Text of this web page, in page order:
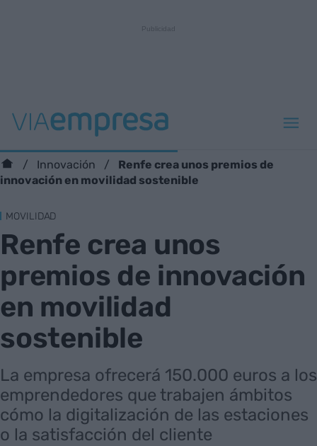
Innovación
Renfe crea unos premios de
innovación en movilidad sostenible
MOVILIDAD
Renfe crea unos
premios de innovación
en movilidad
sostenible
La empresa ofrecerá 150.000 euros a los
emprendedores que trabajen ámbitos
cómo la digitalización de las estaciones
o la satisfacción del cliente